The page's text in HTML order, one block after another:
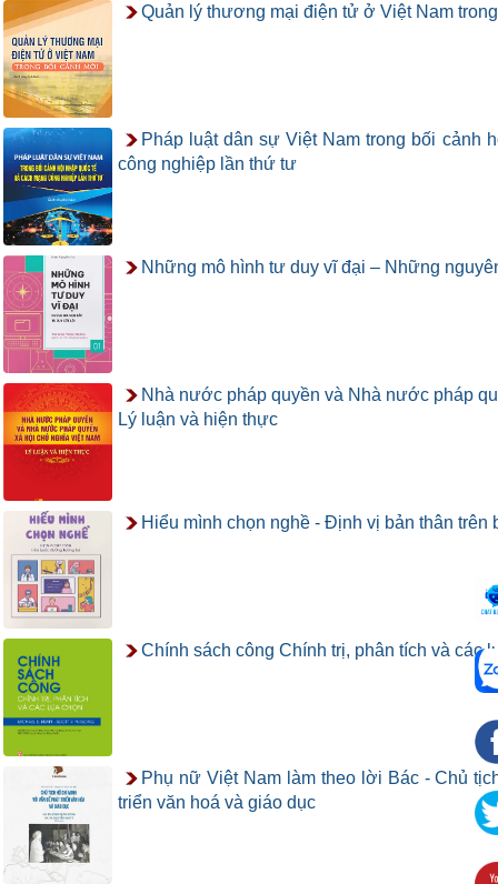
Quản lý thương mại điện tử ở Việt Nam
Pháp luật dân sự Việt Nam trong bối cảnh
công nghiệp lần thứ tư
Những mô hình tư duy vĩ đại – Những
Nhà nước pháp quyền và Nhà nước pháp
Lý luận và hiện thực
Hiểu mình chọn nghề - Định vị bản thân
Chính sách công Chính trị, phân tích và các
Phụ nữ Việt Nam làm theo lời Bác - Chủ
triển văn hoá và giáo dục